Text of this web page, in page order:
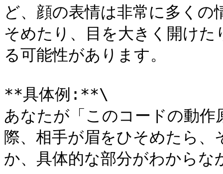
ど、顔の表情は非常に多く
そめたり、目を大きく開け
る可能性があります。
**具体例:**\
あなたが「このコードの動
際、相手が眉をひそめたら
か、具体的な部分がわから